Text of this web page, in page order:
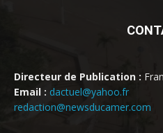
Directeur de Publication :
Email : dactuel@yahoo.fr
redaction@newsducamer.com